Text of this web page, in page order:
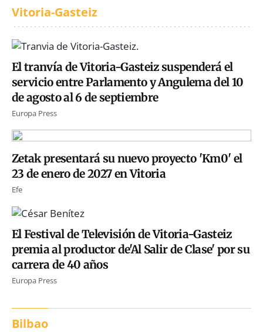
Vitoria-Gasteiz
El tranvía de Vitoria-Gasteiz suspenderá el
servicio entre Parlamento y Angulema del 10
de agosto al 6 de septiembre
Europa Press
Zetak presentará su nuevo proyecto 'Km0' el
23 de enero de 2027 en Vitoria
Efe
El Festival de Televisión de Vitoria-Gasteiz
premia al productor de'Al Salir de Clase' por su
carrera de 40 años
Europa Press
Bilbao